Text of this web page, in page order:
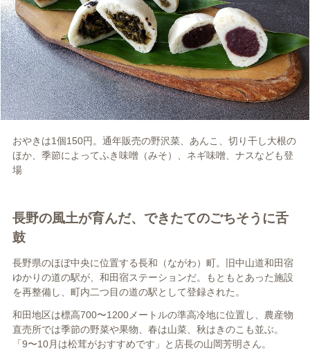
おやきは1個150円。通年販売の野沢菜、あんこ、切り干し大根の
ほか、季節によってふき味噌（みそ）、ネギ味噌、ナスなども登
場
長野の風土が育んだ、できたてのごちそうに舌
鼓
長野県のほぼ中央に位置する長和（ながわ）町。旧中山道和田宿
ゆかりの道の駅が、和田宿ステーションだ。もともとあった施設
を再整備し、町内二つ目の道の駅として登録された。
和田地区は標高700〜1200メートルの準高冷地に位置し、農産物
直売所では季節の野菜や果物、春は山菜、秋はきのこも並ぶ。
「9〜10月は松茸がおすすめです」と店長の山岡芳明さん。